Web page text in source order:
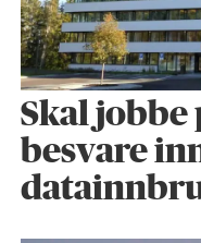
Skal jobbe
besvare